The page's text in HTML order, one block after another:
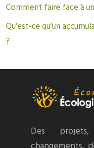
Comment faire face à
Qu’est-ce qu’un
?
Des